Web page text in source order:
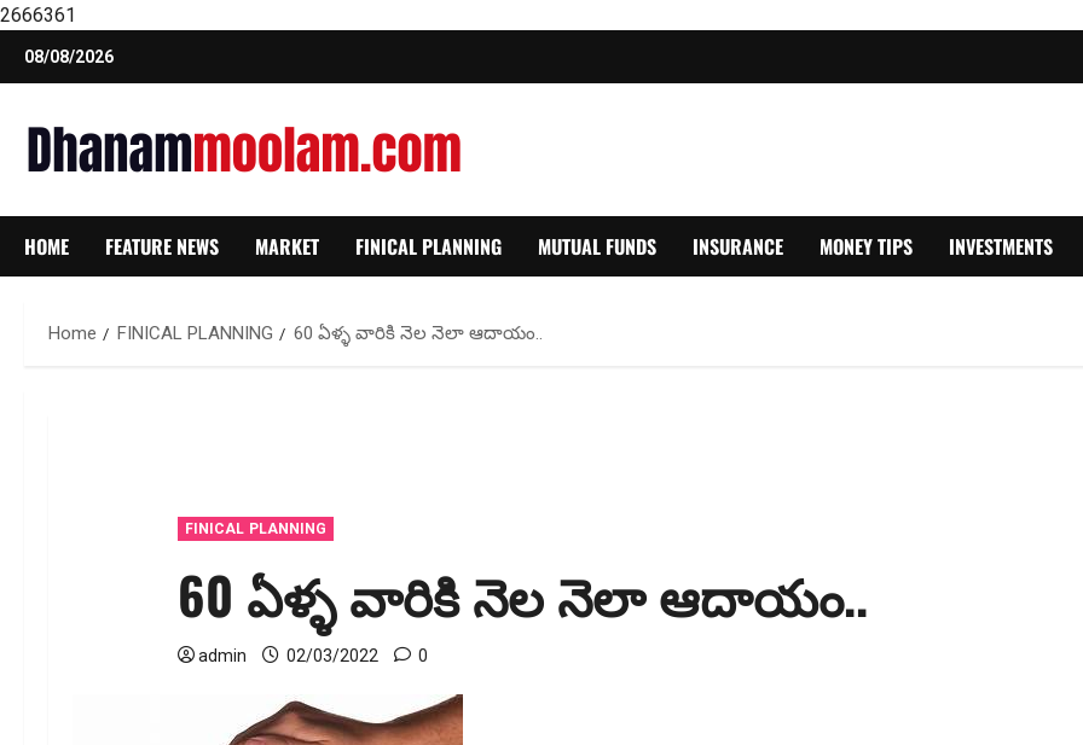
2666361
Skip
08/08/2026
HOME FEATURE NEWS MARKET FINICAL PLANNING MUTUAL FUNDS INSURANCE MONEY TIPS INVESTMENTS
Home FINICAL PLANNING 60 ఏళ్ళ వారికి నెల నెలా ఆదాయం..
FINICAL PLANNING
60 ఏళ్ళ వారికి నెల నెలా ఆదాయం..
admin 02/03/2022 0